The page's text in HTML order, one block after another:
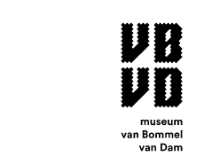
museum van